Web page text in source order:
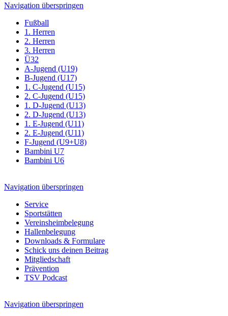
Navigation überspringen
Fußball
1. Herren
2. Herren
3. Herren
Ü32
A-Jugend (U19)
B-Jugend (U17)
1. C-Jugend (U15)
2. C-Jugend (U15)
1. D-Jugend (U13)
2. D-Jugend (U13)
1. E-Jugend (U11)
2. E-Jugend (U11)
F-Jugend (U9+U8)
Bambini U7
Bambini U6
Navigation überspringen
Service
Sportstätten
Vereinsheimbelegung
Hallenbelegung
Downloads & Formulare
Schick uns deinen Beitrag
Mitgliedschaft
Prävention
TSV Podcast
Navigation überspringen